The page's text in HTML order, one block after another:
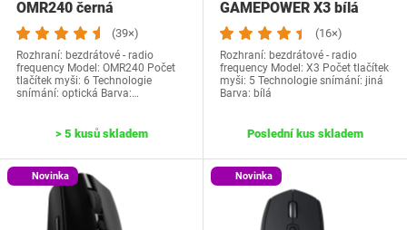
OMR240 černá
(39×)
Rozhraní: bezdrátové - radio
frequency Model: OMR240 Počet
tlačítek myši: 6 Technologie
snímání: optická Barva:…
> 5 kusů skladem
GAMEPOWER X3 bílá
(16×)
Rozhraní: bezdrátové - radio
frequency Model: X3 Počet tlačítek
myši: 5 Technologie snímání: jiná
Barva: bílá
Poslední kus skladem
Novinka Novinka